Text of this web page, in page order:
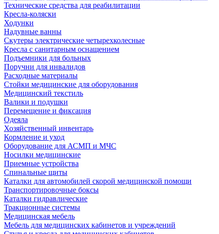
Технические средства для реабилитации
Кресла-коляски
Ходунки
Надувные ванны
Скутеры электрические четырехколесные
Кресла с санитарным оснащением
Подъемники для больных
Поручни для инвалидов
Расходные материалы
Стойки медицинские для оборудования
Медицинский текстиль
Валики и подушки
Перемещение и фиксация
Одеяла
Хозяйственный инвентарь
Кормление и уход
Оборудование для АСМП и МЧС
Носилки медицинские
Приемные устройства
Спинальные щиты
Каталки для автомобилей скорой медицинской помощи
Транспортировочные боксы
Каталки гидравлические
Тракционные системы
Медицинская мебель
Мебель для медицинских кабинетов и учреждений